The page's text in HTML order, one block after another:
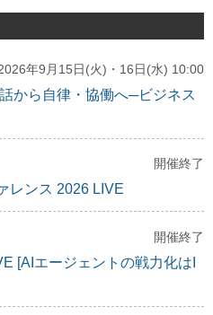
年9月15日(火)・16日(水) 10:00
から自律・協働へ─ビジネス
開催終了
レンス 2026 LIVE
開催終了
[AIエージェントの戦力化はI